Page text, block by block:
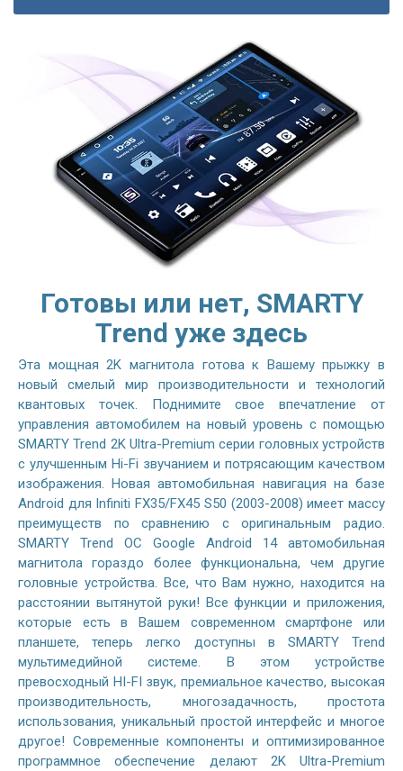
Готовы или нет, SMARTY
Trend уже здесь
Эта мощная 2K магнитола готова к Вашему прыжку в
новый смелый мир производительности и технологий
квантовых точек. Поднимите свое впечатление от
управления автомобилем на новый уровень с помощью
SMARTY Trend 2K Ultra-Premium серии головных устройств
с улучшенным Hi-Fi звучанием и потрясающим качеством
изображения. Новая автомобильная навигация на базе
Android для Infiniti FX35/FX45 S50 (2003-2008) имеет массу
преимуществ по сравнению с оригинальным радио.
SMARTY Trend ОС Google Android 14 автомобильная
магнитола гораздо более функциональна, чем другие
головные устройства. Все, что Вам нужно, находится на
расстоянии вытянутой руки! Все функции и приложения,
которые есть в Вашем современном смартфоне или
планшете, теперь легко доступны в SMARTY Trend
мультимедийной системе. В этом устройстве
превосходный HI-FI звук, премиальное качество, высокая
производительность, многозадачность, простота
использования, уникальный простой интерфейс и многое
другое! Современные компоненты и оптимизированное
программное обеспечение делают 2K Ultra-Premium